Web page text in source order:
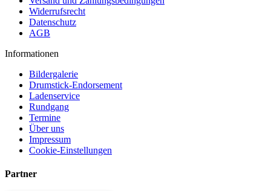
Widerrufsrecht
Datenschutz
AGB
Informationen
Bildergalerie
Drumstick-Endorsement
Ladenservice
Rundgang
Termine
Über uns
Impressum
Cookie-Einstellungen
Partner